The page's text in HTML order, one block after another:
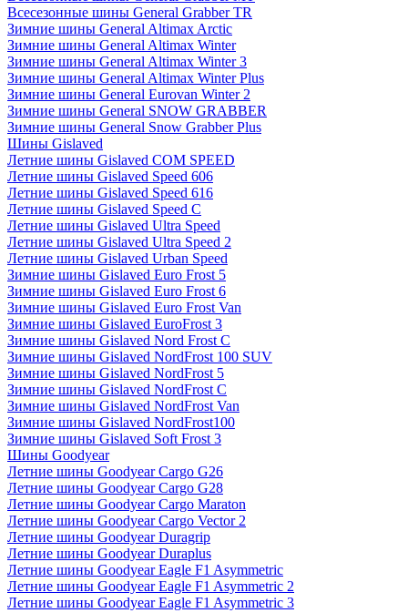
Всесезонные шины General Grabber TR
Зимние шины General Altimax Arctic
Зимние шины General Altimax Winter
Зимние шины General Altimax Winter 3
Зимние шины General Altimax Winter Plus
Зимние шины General Eurovan Winter 2
Зимние шины General SNOW GRABBER
Зимние шины General Snow Grabber Plus
Шины Gislaved
Летние шины Gislaved COM SPEED
Летние шины Gislaved Speed 606
Летние шины Gislaved Speed 616
Летние шины Gislaved Speed C
Летние шины Gislaved Ultra Speed
Летние шины Gislaved Ultra Speed 2
Летние шины Gislaved Urban Speed
Зимние шины Gislaved Euro Frost 5
Зимние шины Gislaved Euro Frost 6
Зимние шины Gislaved Euro Frost Van
Зимние шины Gislaved EuroFrost 3
Зимние шины Gislaved Nord Frost C
Зимние шины Gislaved NordFrost 100 SUV
Зимние шины Gislaved NordFrost 5
Зимние шины Gislaved NordFrost C
Зимние шины Gislaved NordFrost Van
Зимние шины Gislaved NordFrost100
Зимние шины Gislaved Soft Frost 3
Шины Goodyear
Летние шины Goodyear Cargo G26
Летние шины Goodyear Cargo G28
Летние шины Goodyear Cargo Maraton
Летние шины Goodyear Cargo Vector 2
Летние шины Goodyear Duragrip
Летние шины Goodyear Duraplus
Летние шины Goodyear Eagle F1 Asymmetric
Летние шины Goodyear Eagle F1 Asymmetric 2
Летние шины Goodyear Eagle F1 Asymmetric 3